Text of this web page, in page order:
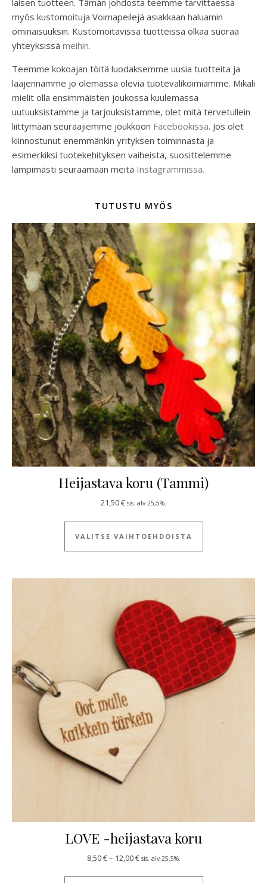
laisen tuotteen. Tämän johdosta teemme tarvittaessa
myös kustomoituja Voimapeilejä asiakkaan haluamin
ominaisuuksin. Kustomoitavissa tuotteissa olkaa suoraa
yhteyksissä meihin.
Teemme kokoajan töitä luodaksemme uusia tuotteita ja
laajennamme jo olemassa olevia tuotevalikoimiamme. Mikäli
mielit olla ensimmäisten joukossa kuulemassa
uutuuksistamme ja tarjouksistamme, olet mitä tervetullein
liittymään seuraajiemme joukkoon Facebookissa. Jos olet
kiinnostunut enemmänkin yrityksen toiminnasta ja
esimerkiksi tuotekehityksen vaiheista, suosittelemme
lämpimästi seuraamaan meitä Instagrammissa.
TUTUSTU MYÖS
Heijastava koru (Tammi)
21,50€ sis. alv 25,5%.
VALITSE VAIHTOEHDOISTA
Tällä tuotteella
LOVE -heijastava koru
8,50€– 12,00€Hintaluokka: 8,50 € - 12,00 €
sis. alv 25,5%.
Tällä tuotteella